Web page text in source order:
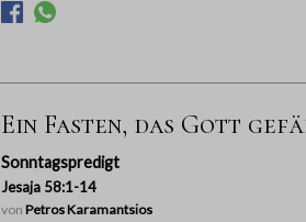
Ein Fasten, das Gott
Sonntagspredigt
Jesaja 58:1-14
von Petros Karamantsios